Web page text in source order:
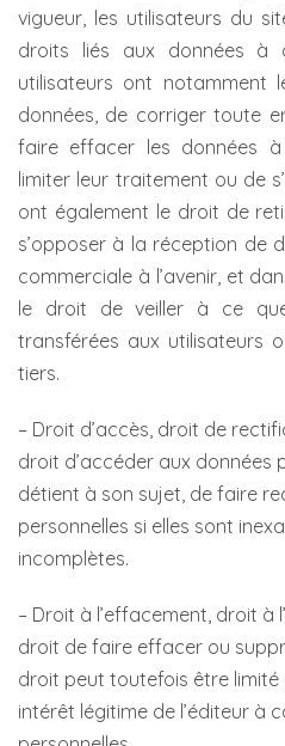
vigueur, les utilisateurs du
droits liés aux données à
utilisateurs ont notamment
données, de corriger toute
faire effacer les données
limiter leur traitement ou de
ont également le droit de
s’opposer à la réception de
commerciale à l’avenir, et
le droit de veiller à ce
transférées aux utilisateurs
tiers.
– Droit d’accès, droit de
droit d’accéder aux données
détient à son sujet, de faire
personnelles si elles sont
incomplètes.
– Droit à l’effacement, droit à
droit de faire effacer ou
droit peut toutefois être
intérêt légitime de l’éditeur à